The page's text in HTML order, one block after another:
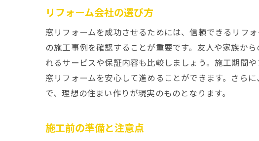
リフォーム会社の選び方
窓リフォームを成功させるためには、信頼できるリフ
の施工事例を確認することが重要です。友人や家族か
れるサービスや保証内容も比較しましょう。施工期間
窓リフォームを安心して進めることができます。さら
で、理想の住まい作りが現実のものとなります。
施工前の準備と注意点